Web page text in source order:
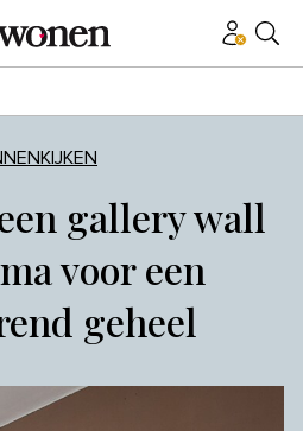
gallery wall
voor een
geheel